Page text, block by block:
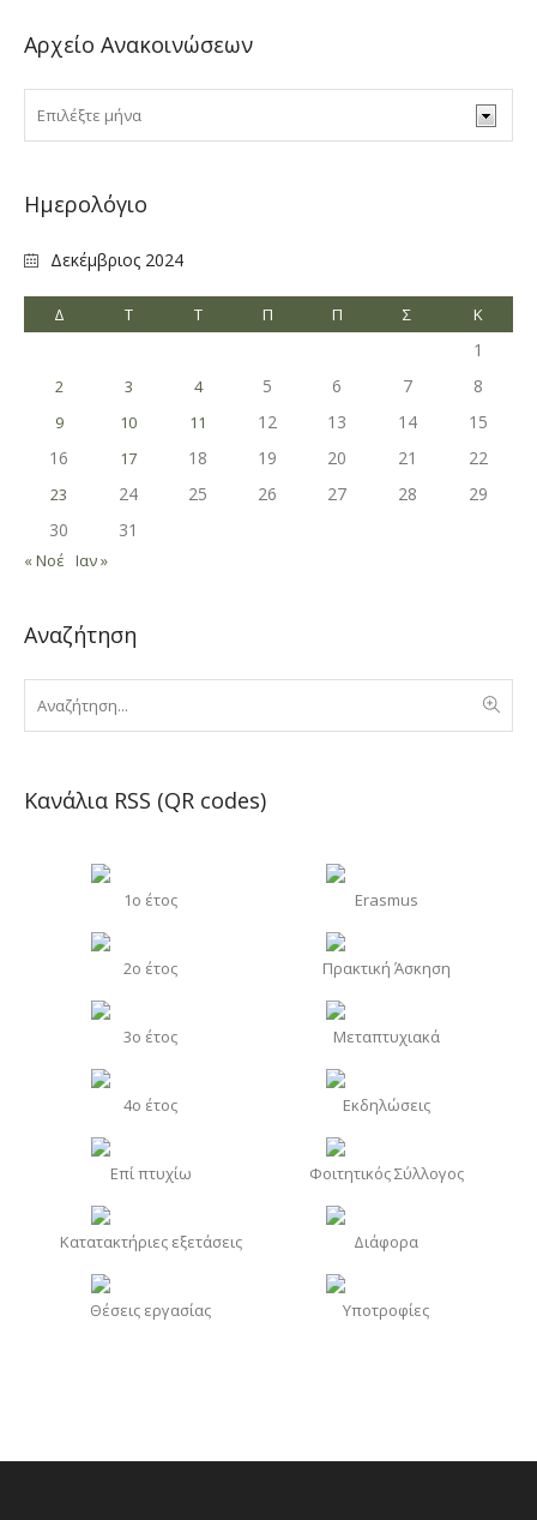
Αρχείο Ανακοινώσεων
Ημερολόγιο
Δεκέμβριος 2024
Δ Τ Τ Π Π Σ Κ
1
2 3 4 5 6 7 8
9 10 11 12 13 14
15
16
17 18 19 20 21 22
23 24 25 26 27 28
29
30
31
« Νοέ Ιαν »
Αναζήτηση
Κανάλια RSS (QR codes)
1o έτος Erasmus
2o έτος Πρακτική Άσκηση
3o έτος Μεταπτυχιακά
4o έτος Εκδηλώσεις
Επί πτυχίω Φοιτητικός Σύλλογος
Κατατακτήριες εξετάσεις Διάφορα
Θέσεις εργασίας Υποτροφίες